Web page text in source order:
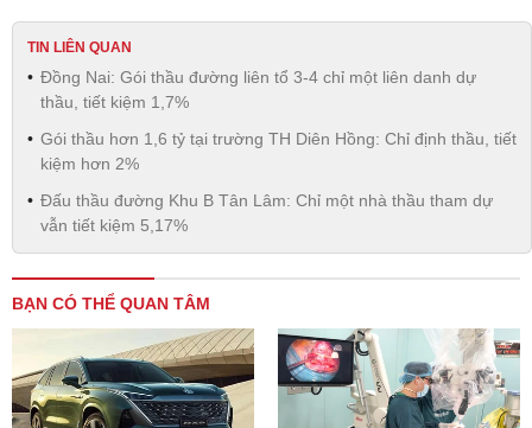
TIN LIÊN QUAN
Đồng Nai: Gói thầu đường liên tổ 3-4 chỉ một liên danh dự
thầu, tiết kiệm 1,7%
Gói thầu hơn 1,6 tỷ tại trường TH Diên Hồng: Chỉ định thầu, tiết
kiệm hơn 2%
Đấu thầu đường Khu B Tân Lâm: Chỉ một nhà thầu tham dự
vẫn tiết kiệm 5,17%
BẠN CÓ THỂ QUAN TÂM